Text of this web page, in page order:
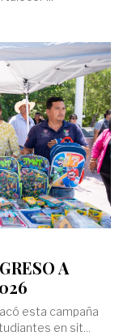
A
esta campaña
en sit...